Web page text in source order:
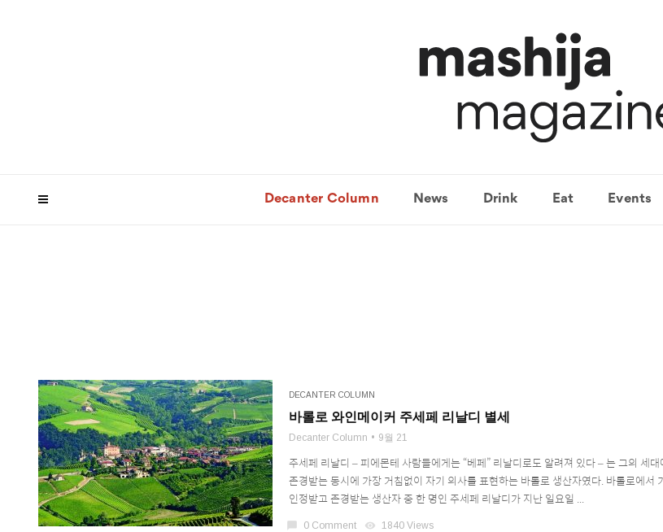
Decanter Column News Drink Eat Events
DECANTER COLUMN
바롤로 와인메이커 주세페 리날디 별세
Decanter Column 9월 21
주세페 리날디 – 피에몬테 사람들에게는 “베페” 리날디로도 알려져 있다 – 는 그의 세
존경받는 동시에 가장 거침없이 자기 의사를 표현하는 바롤로 생산자였다. 바롤로에서
인정받고 존경받는 생산자 중 한 명인 주세페 리날디가 지난 일요일 ...
chat_bubble 0 Comment visibility 1840 Views